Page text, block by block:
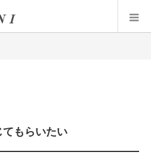
もらいたい